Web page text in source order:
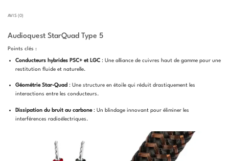
AVIS (0)
Audioquest StarQuad Type 5
Points clés :
Conducteurs hybrides PSC+ et LGC: Une alliance de cuivres haut de gamme pour une
restitution fluide et naturelle.
Géométrie Star-Quad : Une structure en étoile qui réduit drastiquement les
interactions entre les conducteurs.
Dissipation du bruit au carbone: Un blindage innovant pour éliminer les
interférences radioélectriques.